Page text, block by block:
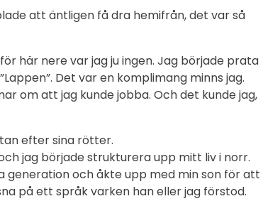
att äntligen få dra hemifrån, det var så
här nere var jag ju ingen. Jag började prata
Det var en komplimang minns jag.
om att jag kunde jobba. Och det kunde jag,
efter sina rötter.
jag började strukturera upp mitt liv i norr.
och åkte upp med min son för att
på ett språk varken han eller jag förstod.